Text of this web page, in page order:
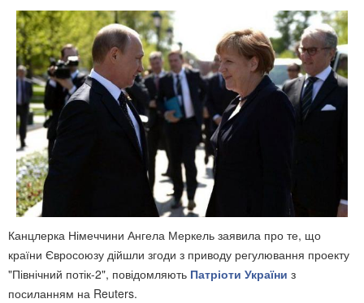
Канцлерка Німеччини Ангела Меркель заявила про те, що
країни Євросоюзу дійшли згоди з приводу регулювання проекту
"Північний потік-2", повідомляють Патріоти України з
посиланням на Reuters.